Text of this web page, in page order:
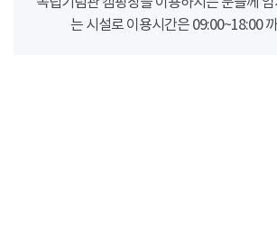
는 시설로 이용시간은 09:00~18:00